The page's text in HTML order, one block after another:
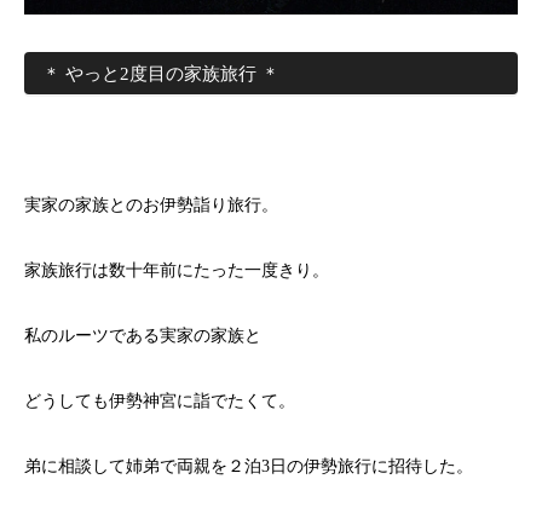
＊ やっと2度目の家族旅行 ＊
実家の家族とのお伊勢詣り旅行。
家族旅行は数十年前にたった一度きり。
私のルーツである実家の家族と
どうしても伊勢神宮に詣でたくて。
弟に相談して姉弟で両親を２泊3日の伊勢旅行に招待した。